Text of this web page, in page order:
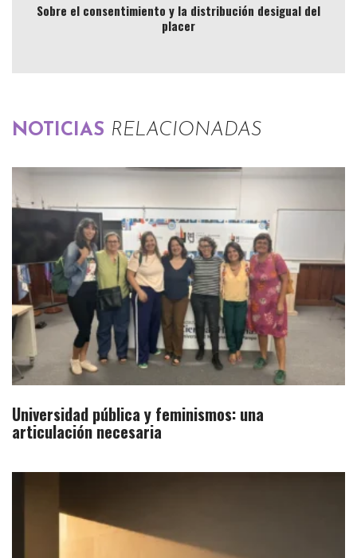
Sobre el consentimiento y la distribución desigual del
placer
NOTICIAS RELACIONADAS
Universidad pública y feminismos: una
articulación necesaria